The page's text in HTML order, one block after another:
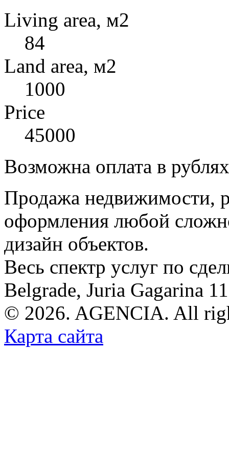
Living area, м2
84
Land area, м2
1000
Price
45000
Возможна оплата в
Продажа недвижимости,
оформления любой
дизайн объектов.
Весь спектр услуг по
Belgrade, Juria Gagarina
© 2026. AGENCIA. All
Карта сайта